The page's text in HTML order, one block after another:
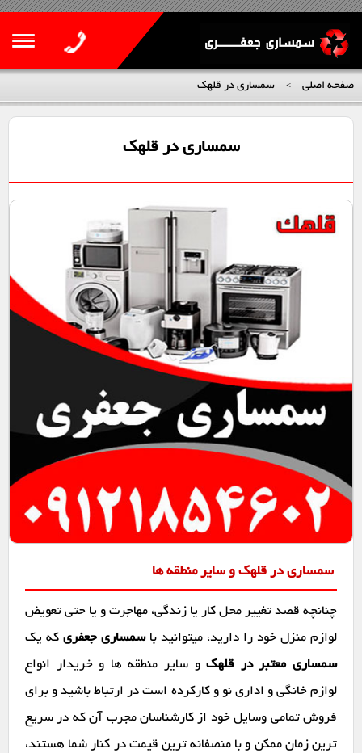
صفحه اصلی > سمساری در قلهک
سمساری در قلهک
سمساری در قلهک و سایر منطقه ها
چنانچه قصد تغییر محل کار یا زندگی، مهاجرت و یا حتی تعویض
لوازم منزل خود را دارید، میتوانید باسمساری جعفری که یک
سمساری معتبر در قلهکو سایر منطقه ها و خریدار انواع
لوازم خانگی و اداری نو و کارکرده است در ارتباط باشید و برای
فروش تمامی وسایل خود از کارشناسان مجرب آن که در سریع
ترین زمان ممکن و با منصفانه ترین قیمت در کنار شما هستند،